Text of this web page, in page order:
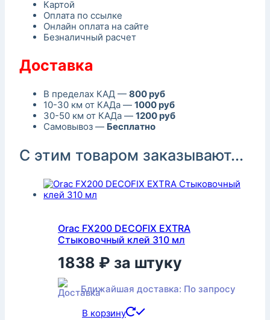
Картой
Оплата по ссылке
Онлайн оплата на сайте
Безналичный расчет
Доставка
В пределах КАД — 800 руб
10-30 км от КАДа — 1000 руб
30-50 км от КАДа — 1200 руб
Самовывоз — Бесплатно
С этим товаром заказывают...
Orac FX200 DECOFIX EXTRA
Стыковочный клей 310 мл
1838 ₽ за штуку
Ближайшая доставка: По запросу
В корзину